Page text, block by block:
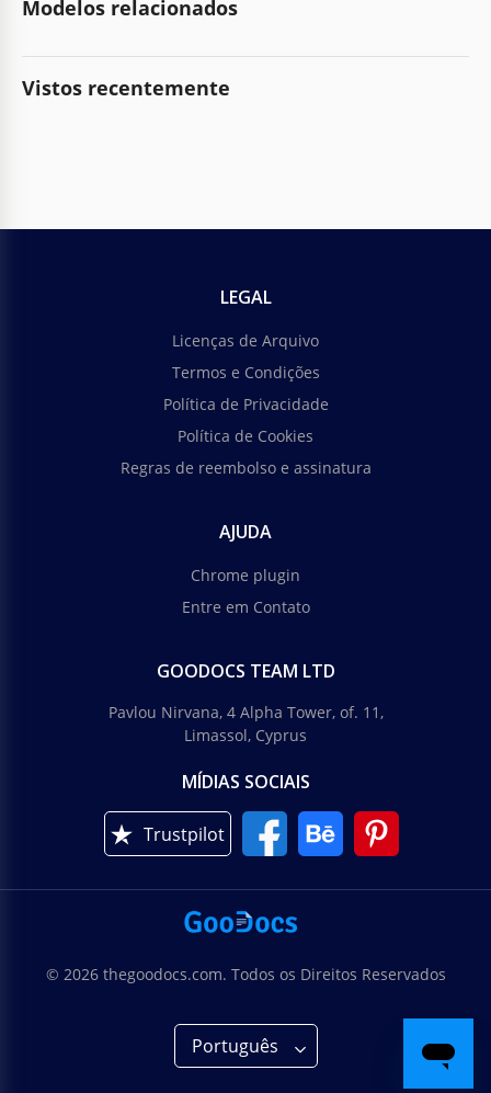
Modelos relacionados
Vistos recentemente
LEGAL
Licenças de Arquivo
Termos e Condições
Política de Privacidade
Política de Cookies
Regras de reembolso e assinatura
AJUDA
Chrome plugin
Entre em Contato
GOODOCS TEAM LTD
Pavlou Nirvana, 4 Alpha Tower, of. 11,
Limassol, Cyprus
MÍDIAS SOCIAIS
Trustpilot
© 2026 thegoodocs.com. Todos os Direitos Reservados
Português